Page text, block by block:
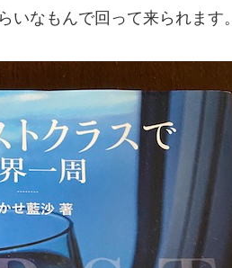
いなもんで回って来られます。